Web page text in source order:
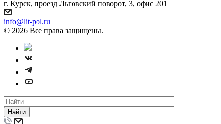
г. Курск, проезд Льговский поворот, 3, офис 201
info@lit-pol.ru
© 2026 Все права защищены.
Найти